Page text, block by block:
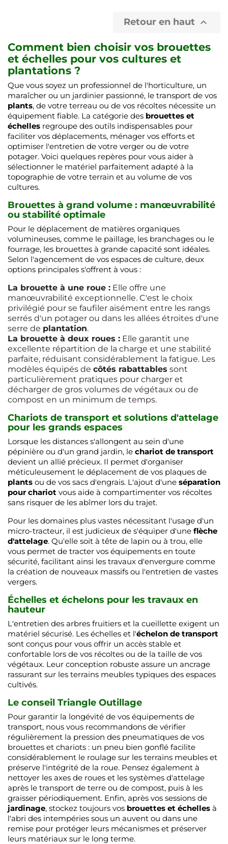
Retour en haut 
Comment bien choisir vos brouettes
et échelles pour vos cultures et
plantations ?
Que vous soyez un professionnel de l'horticulture, un
maraîcher ou un jardinier passionné, le transport de vos
plants, de votre terreau ou de vos récoltes nécessite un
équipement fiable. La catégorie des brouettes et
échelles regroupe des outils indispensables pour
faciliter vos déplacements, ménager vos efforts et
optimiser l'entretien de votre verger ou de votre
potager. Voici quelques repères pour vous aider à
sélectionner le matériel parfaitement adapté à la
topographie de votre terrain et au volume de vos
cultures.
Brouettes à grand volume : manœuvrabilité
ou stabilité optimale
Pour le déplacement de matières organiques
volumineuses, comme le paillage, les branchages ou le
fourrage, les brouettes à grande capacité sont idéales.
Selon l'agencement de vos espaces de culture, deux
options principales s'offrent à vous :
La brouette à une roue : Elle offre une
manœuvrabilité exceptionnelle. C'est le choix
privilégié pour se faufiler aisément entre les rangs
serrés d'un potager ou dans les allées étroites d'une
serre de plantation.
La brouette à deux roues : Elle garantit une
excellente répartition de la charge et une stabilité
parfaite, réduisant considérablement la fatigue. Les
modèles équipés de côtés rabattables sont
particulièrement pratiques pour charger et
décharger de gros volumes de végétaux ou de
compost en un minimum de temps.
Chariots de transport et solutions d'attelage
pour les grands espaces
Lorsque les distances s'allongent au sein d'une
pépinière ou d'un grand jardin, le chariot de transport
devient un allié précieux. Il permet d'organiser
méticuleusement le déplacement de vos plaques de
plants ou de vos sacs d'engrais. L'ajout d'une séparation
pour chariot vous aide à compartimenter vos récoltes
sans risquer de les abîmer lors du trajet.
Pour les domaines plus vastes nécessitant l'usage d'un
micro-tracteur, il est judicieux de s'équiper d'une flèche
d'attelage. Qu'elle soit à tête de lapin ou à trou, elle
vous permet de tracter vos équipements en toute
sécurité, facilitant ainsi les travaux d'envergure comme
la création de nouveaux massifs ou l'entretien de vastes
vergers.
Échelles et échelons pour les travaux en
hauteur
L'entretien des arbres fruitiers et la cueillette exigent un
matériel sécurisé. Les échelles et l'échelon de transport
sont conçus pour vous offrir un accès stable et
confortable lors de vos récoltes ou de la taille de vos
végétaux. Leur conception robuste assure un ancrage
rassurant sur les terrains meubles typiques des espaces
cultivés.
Le conseil Triangle Outillage
Pour garantir la longévité de vos équipements de
transport, nous vous recommandons de vérifier
régulièrement la pression des pneumatiques de vos
brouettes et chariots : un pneu bien gonflé facilite
considérablement le roulage sur les terrains meubles et
préserve l'intégrité de la roue. Pensez également à
nettoyer les axes de roues et les systèmes d'attelage
après le transport de terre ou de compost, puis à les
graisser périodiquement. Enfin, après vos sessions de
jardinage, stockez toujours vos brouettes et échelles à
l'abri des intempéries sous un auvent ou dans une
remise pour protéger leurs mécanismes et préserver
leurs matériaux sur le long terme.